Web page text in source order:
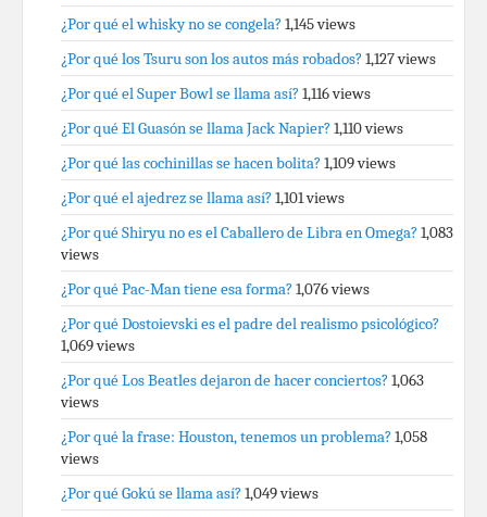
¿Por qué el whisky no se congela? 1,145 views
¿Por qué los Tsuru son los autos más robados? 1,127 views
¿Por qué el Super Bowl se llama así? 1,116 views
¿Por qué El Guasón se llama Jack Napier? 1,110 views
¿Por qué las cochinillas se hacen bolita? 1,109 views
¿Por qué el ajedrez se llama así? 1,101 views
¿Por qué Shiryu no es el Caballero de Libra en Omega? 1,083
views
¿Por qué Pac-Man tiene esa forma? 1,076 views
¿Por qué Dostoievski es el padre del realismo psicológico?
1,069 views
¿Por qué Los Beatles dejaron de hacer conciertos? 1,063
views
¿Por qué la frase: Houston, tenemos un problema? 1,058
views
¿Por qué Gokú se llama así? 1,049 views